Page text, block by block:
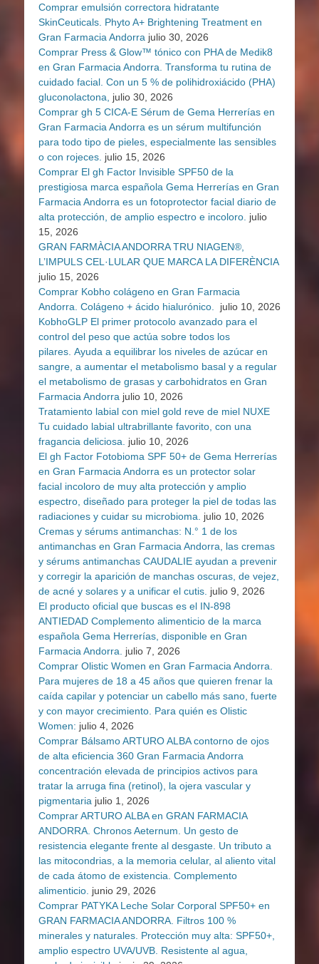
Comprar emulsión correctora hidratante
SkinCeuticals. Phyto A+ Brightening Treatment en
Gran Farmacia Andorra julio 30, 2026
Comprar Press & Glow™ tónico con PHA de Medik8
en Gran Farmacia Andorra. Transforma tu rutina de
cuidado facial. Con un 5 % de polihidroxiácido (PHA)
gluconolactona,
julio 30, 2026
Comprar gh 5 CICA-E Sérum de Gema Herrerías en
Gran Farmacia Andorra es un sérum multifunción
para todo tipo de pieles, especialmente las sensibles
o con rojeces. julio 15, 2026
Comprar El gh Factor Invisible SPF50 de la
prestigiosa marca española Gema Herrerías en Gran
Farmacia Andorra es un fotoprotector facial diario de
alta protección, de amplio espectro e incoloro. julio
15, 2026
GRAN FARMÀCIA ANDORRA TRU NIAGEN®,
L’IMPULS CEL·LULAR QUE MARCA LA DIFERÈNCIA
julio 15, 2026
Comprar Kobho colágeno en Gran Farmacia
Andorra. Colágeno + ácido hialurónico.
julio 10, 2026
KobhoGLP El primer protocolo avanzado para el
control del peso que actúa sobre todos los
pilares. Ayuda a equilibrar los niveles de azúcar en
sangre, a aumentar el metabolismo basal y a regular
el metabolismo de grasas y carbohidratos en Gran
Farmacia Andorra julio 10, 2026
Tratamiento labial con miel gold reve de miel NUXE
Tu cuidado labial ultrabrillante favorito, con una
fragancia deliciosa.
julio 10, 2026
El gh Factor Fotobioma SPF 50+ de Gema Herrerías
en Gran Farmacia Andorra es un protector solar
facial incoloro de muy alta protección y amplio
espectro, diseñado para proteger la piel de todas las
radiaciones y cuidar su microbioma.
julio 10, 2026
Cremas y sérums antimanchas: N.° 1 de los
antimanchas en Gran Farmacia Andorra, las cremas
y sérums antimanchas CAUDALIE ayudan a prevenir
y corregir la aparición de manchas oscuras, de vejez,
de acné y solares y a unificar el cutis. julio 9, 2026
El producto oficial que buscas es el IN-898
ANTIEDAD Complemento alimenticio de la marca
española Gema Herrerías, disponible en Gran
Farmacia Andorra.
julio 7, 2026
Comprar Olistic Women en Gran Farmacia Andorra.
Para mujeres de 18 a 45 años que quieren frenar la
caída capilar y potenciar un cabello más sano, fuerte
y con mayor crecimiento. Para quién es Olistic
Women: julio 4, 2026
Comprar Bálsamo ARTURO ALBA contorno de ojos
de alta eficiencia 360 Gran Farmacia Andorra
concentración elevada de principios activos para
tratar la arruga fina (retinol), la ojera vascular y
pigmentaria julio 1, 2026
Comprar ARTURO ALBA en GRAN FARMACIA
ANDORRA. Chronos Aeternum. Un gesto de
resistencia elegante frente al desgaste. Un tributo a
las mitocondrias, a la memoria celular, al aliento vital
de cada átomo de existencia. Complemento
alimenticio. junio 29, 2026
Comprar PATYKA Leche Solar Corporal SPF50+ en
GRAN FARMACIA ANDORRA. Filtros 100 %
minerales y naturales. Protección muy alta: SPF50+,
amplio espectro UVA/UVB. Resistente al agua,